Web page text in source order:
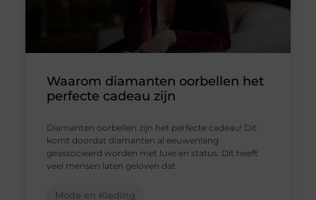
Waarom diamanten oorbellen het
perfecte cadeau zijn
Diamanten oorbellen zijn het perfecte cadeau! Dit
komt doordat diamanten al eeuwenlang
geassocieerd worden met luxe en status. Dit heeft
veel mensen laten geloven dat
Mode en Kleding